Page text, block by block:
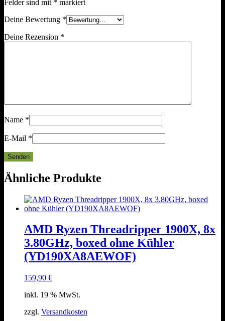
Felder sind mit * markiert
Deine Bewertung *
Deine Rezension *
Name *
E-Mail *
Ähnliche Produkte
AMD Ryzen Threadripper 1900X, 8x
3.80GHz, boxed ohne Kühler
(YD190XA8AEWOF)
159,90 €
inkl. 19 % MwSt.
zzgl. Versandkosten